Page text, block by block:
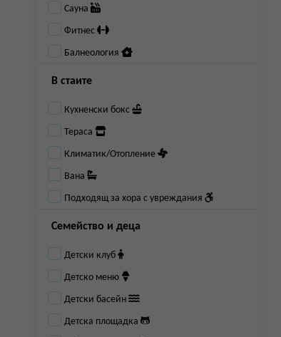
Сауна
Фитнес
Балнеология
В стаите
Кухненски бокс
Тераса
Климатик/Отопление
Вана
Подходящ за хора с увреждания
Семейство и деца
Детски клуб
Детско меню
Детски басейн
Детска площадка